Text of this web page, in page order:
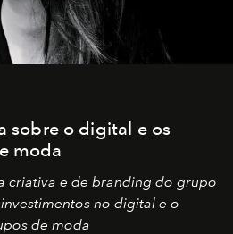
sobre o digital e os
moda
criativa e de branding do grupo
no digital e o
de moda